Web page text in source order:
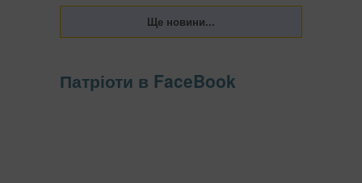
Патріоти в FaceBook